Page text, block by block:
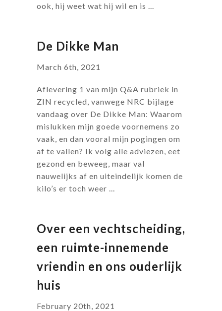
ook, hij weet wat hij wil en is ...
De Dikke Man
March 6th, 2021
Aflevering 1 van mijn Q&A rubriek in
ZIN recycled, vanwege NRC bijlage
vandaag over De Dikke Man: Waarom
mislukken mijn goede voornemens zo
vaak, en dan vooral mijn pogingen om
af te vallen? Ik volg alle adviezen, eet
gezond en beweeg, maar val
nauwelijks af en uiteindelijk komen de
kilo’s er toch weer ...
Over een vechtscheiding,
een ruimte-innemende
vriendin en ons ouderlijk
huis
February 20th, 2021